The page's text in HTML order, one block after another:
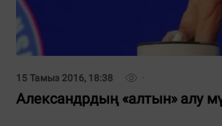
15 Тамыз 2016, 18:38
Александрдың «алтын» алу